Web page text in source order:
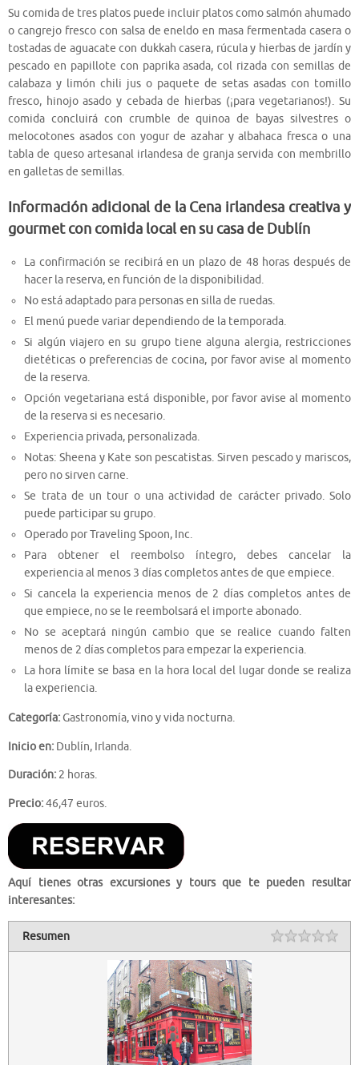
Su comida de tres platos puede incluir platos como salmón ahumado
o cangrejo fresco con salsa de eneldo en masa fermentada casera o
tostadas de aguacate con dukkah casera, rúcula y hierbas de jardín y
pescado en papillote con paprika asada, col rizada con semillas de
calabaza y limón chili jus o paquete de setas asadas con tomillo
fresco, hinojo asado y cebada de hierbas (¡para vegetarianos!). Su
comida concluirá con crumble de quinoa de bayas silvestres o
melocotones asados ​​con yogur de azahar y albahaca fresca o una
tabla de queso artesanal irlandesa de granja servida con membrillo
en galletas de semillas.
Información adicional de la Cena irlandesa creativa y
gourmet con comida local en su casa de Dublín
La confirmación se recibirá en un plazo de 48 horas después de
hacer la reserva, en función de la disponibilidad.
No está adaptado para personas en silla de ruedas.
El menú puede variar dependiendo de la temporada.
Si algún viajero en su grupo tiene alguna alergia, restricciones
dietéticas o preferencias de cocina, por favor avise al momento
de la reserva.
Opción vegetariana está disponible, por favor avise al momento
de la reserva si es necesario.
Experiencia privada, personalizada.
Notas: Sheena y Kate son pescatistas. Sirven pescado y mariscos,
pero no sirven carne.
Se trata de un tour o una actividad de carácter privado. Solo
puede participar su grupo.
Operado por Traveling Spoon, Inc.
Para obtener el reembolso íntegro, debes cancelar la
experiencia al menos 3 días completos antes de que empiece.
Si cancela la experiencia menos de 2 días completos antes de
que empiece, no se le reembolsará el importe abonado.
No se aceptará ningún cambio que se realice cuando falten
menos de 2 días completos para empezar la experiencia.
La hora límite se basa en la hora local del lugar donde se realiza
la experiencia.
Categoría:Gastronomía, vino y vida nocturna.
Inicio en: Dublín, Irlanda.
Duración: 2 horas.
Precio:46,47 euros.
Aquí tienes otras excursiones y tours que te pueden resultar
interesantes:
Resumen